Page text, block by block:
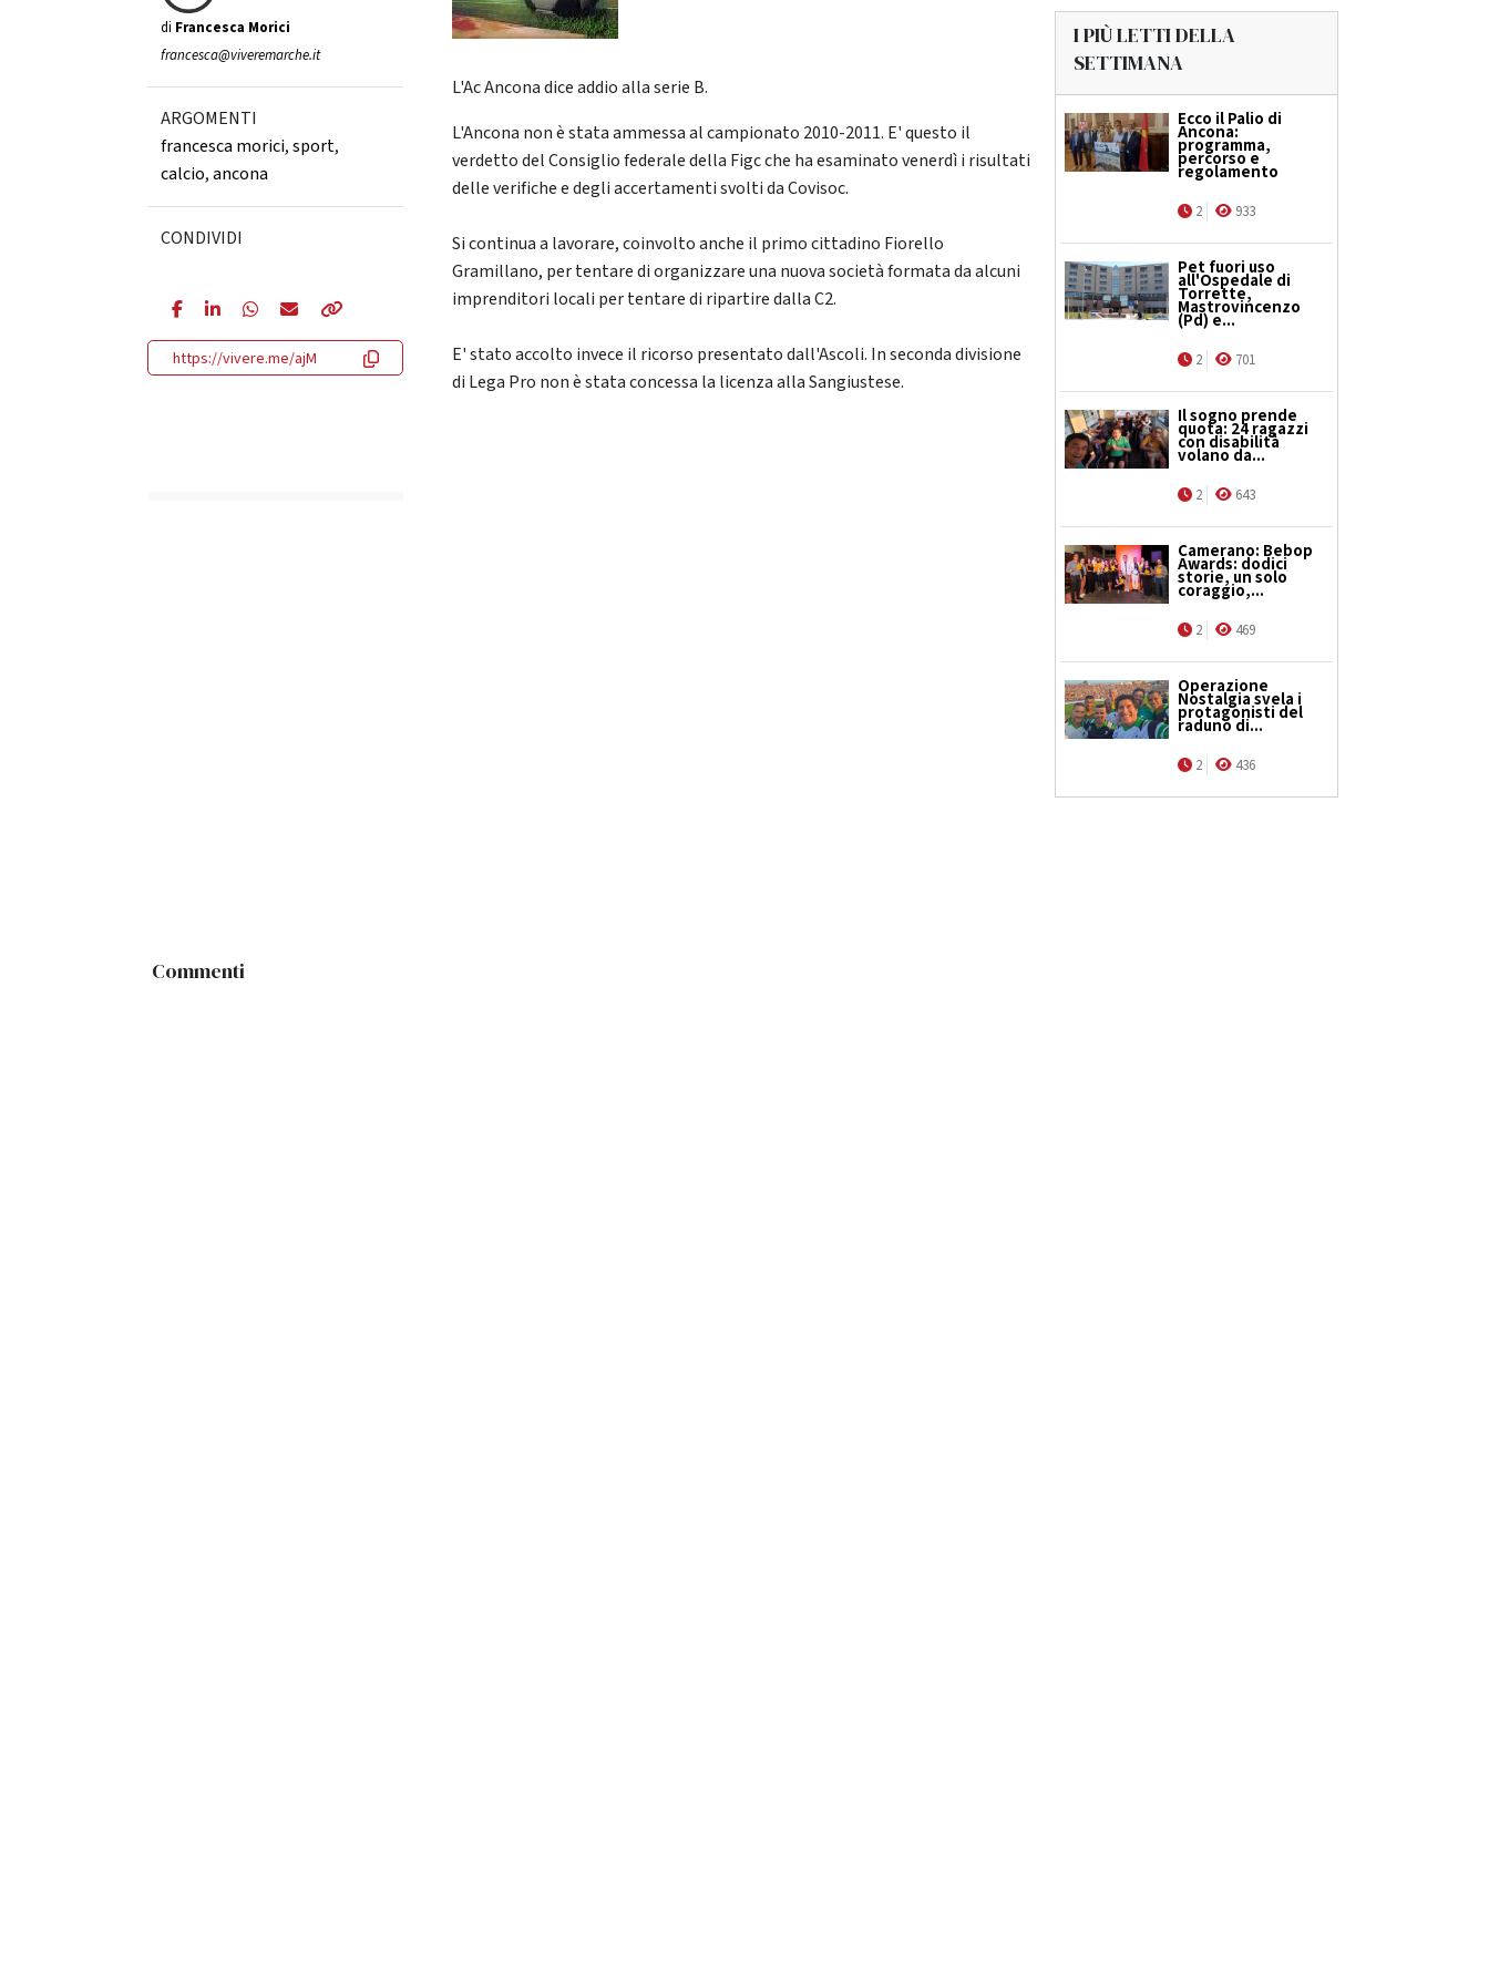
di Francesca Morici
francesca@viveremarche.it
ARGOMENTI
francesca morici,sport,
calcio,ancona
CONDIVIDI
https://vivere.me/ajM
L'Ac Ancona dice addio alla serie B.
L'Ancona non è stata ammessa al campionato 2010-2011. E' questo il
verdetto del Consiglio federale della Figc che ha esaminato venerdì i risultati
delle verifiche e degli accertamenti svolti da Covisoc.
Si continua a lavorare, coinvolto anche il primo cittadino Fiorello
Gramillano, per tentare di organizzare una nuova società formata da alcuni
imprenditori locali per tentare di ripartire dalla C2.
E' stato accolto invece il ricorso presentato dall'Ascoli. In seconda divisione
di Lega Pro non è stata concessa la licenza alla Sangiustese.
I PIÙ LETTI DELLA
SETTIMANA
Ecco il Palio di
Ancona:
programma,
percorso e
regolamento
2 933
Pet fuori uso
all'Ospedale di
Torrette,
Mastrovincenzo
(Pd) e...
2 701
Il sogno prende
quota: 24 ragazzi
con disabilità
volano da...
2 643
Camerano: Bebop
Awards: dodici
storie, un solo
coraggio,...
2 469
Operazione
Nostalgia svela i
protagonisti del
raduno di...
2 436
Commenti